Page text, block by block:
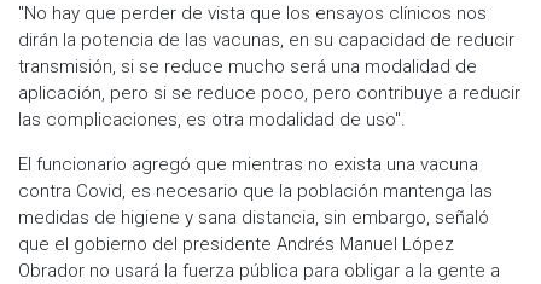
"No hay que perder de vista que los ensayos clínicos nos
dirán la potencia de las vacunas, en su capacidad de reducir
transmisión, si se reduce mucho será una modalidad de
aplicación, pero si se reduce poco, pero contribuye a reducir
las complicaciones, es otra modalidad de uso".
El funcionario agregó que mientras no exista una vacuna
contra Covid, es necesario que la población mantenga las
medidas de higiene y sana distancia, sin embargo, señaló
que el gobierno del presidente Andrés Manuel López
Obrador no usará la fuerza pública para obligar a la gente a